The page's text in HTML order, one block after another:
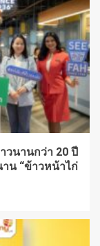
วนานกว่า 20 ปี
น “ข้าวหน้าไก่